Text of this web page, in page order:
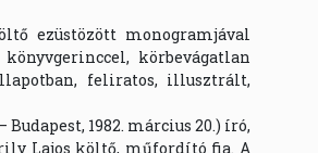
ezüstözött monogramjával
körbevágatlan
feliratos, illusztrált,
Budapest, 1982. március 20.) író,
Lajos költő, műfordító fia. A